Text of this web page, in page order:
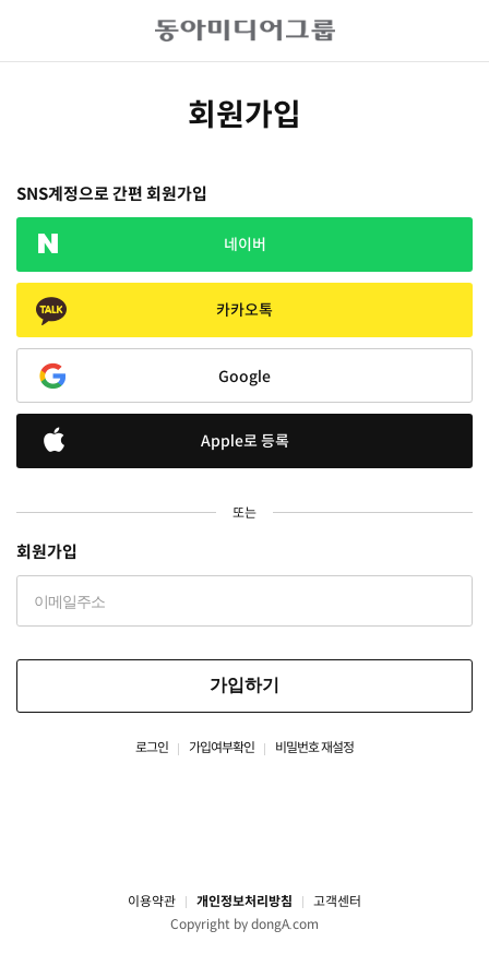
회원가입
SNS계정으로 간편 회원가입
네이버
카카오톡
Google
Apple로 등록
또는
회원가입
가입하기
로그인 가입여부확인 비밀번호 재설정
이용약관 개인정보처리방침
고객센터
Copyright by dongA.com